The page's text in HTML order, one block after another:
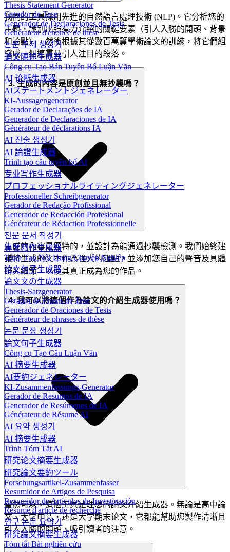
Thesis Statement Generator
Gerador de Tese
Generador de Declaraciones de Tesis
Générateur d'énoncé de thèse
논문 주제 생성기
論文陳述生成器
Công cụ Tạo Bản Tuyên Bố Luận Văn
AI 论断生成器
AIステートメントジェネレーター
KI-Aussagengenerator
Gerador de Declarações de IA
Generador de Declaraciones de IA
Générateur de déclarations IA
AI 진술 생성기
AI 論證生成器
Trình tạo câu tuyên bố AI
专业写作生成器
プロフェッショナルライティングジェネレーター
Professioneller Schreibgenerator
Gerador de Redação Profissional
Generador de Redacción Profesional
Générateur de Rédaction Professionnelle
전문 문서 작성기
專業寫作生成器
Trình Tạo Nội Dung Chuyên Nghiệp
论文句子生成器
論文文の生成器
Thesis-Satzgenerator
Gerador de Frases de Tese
Generador de Oraciones de Tesis
Générateur de phrases de thèse
논문 문장 생성기
論文句子生成器
Công cụ Tạo Câu Luận Văn
AI 摘要生成器
AI要約ジェネレーター
KI-Zusammenfassungs-Generator
Gerador de Resumos de IA
Generador de Resúmenes de IA
Générateur de Résumé AI
AI 요약 생성기
AI 摘要生成器
Trình Tóm Tắt AI
研究论文摘要生成器
研究論文要約ツール
Forschungsartikel-Zusammenfasser
Resumidor de Artigos de Pesquisa
Resumidor de Artículos de Investigación
Résumé d'article de recherche
연구 논문 요약기
研究論文摘要生成器
Tóm tắt Bài nghiên cứu
我們的工具採用先進的自然語言處理技術 (NLP)。它分析您的
主題，識別出強有力介紹的關鍵要素（引人入勝的開頭、背景
和論點），然後根據其從數百萬篇學術論文的訓練，將它們組
織成一個連貫且引人注目的段落。
3. 生成的內容是原創並且無抄襲嗎？
生成的內容是獨特的，並設計為能通過抄襲檢測。我們始終建
議將生成的文本作為強大的起點，並添加您自己的聲音及具體
研究細節，以使其真正成為您的作品。
4. 我可以將這個作為論文的介紹生成器使用嗎？
當然可以。這個工具是理想的論文介紹生成器。無論是高中論
文、大学申请，还是大学期末论文，它都能幫助您製作清晰且
引人入勝的開頭，吸引讀者的注意。